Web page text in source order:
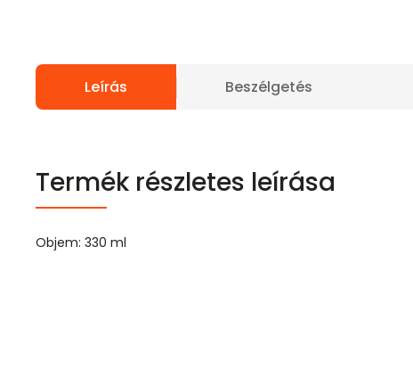
Leírás Beszélgetés
Termék részletes leírása
Objem: 330 ml